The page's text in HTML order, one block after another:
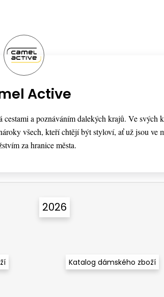
Active
a poznáváním dalekých krajů. Ve svých
všech, kteří chtějí být styloví, ať už jsou ve
za hranice města.
2026
Katalog dámského zboží